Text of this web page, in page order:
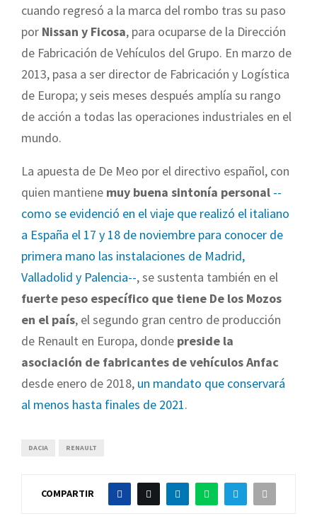
cuando regresó a la marca del rombo tras su paso
por Nissan y Ficosa, para ocuparse de la Dirección
de Fabricación de Vehículos del Grupo. En marzo de
2013, pasa a ser director de Fabricación y Logística
de Europa; y seis meses después amplía su rango
de acción a todas las operaciones industriales en el
mundo.
La apuesta de De Meo por el directivo español, con
quien mantiene muy buena sintonía personal --
como se evidenció en el viaje que realizó el italiano
a España el 17 y 18 de noviembre para conocer de
primera mano las instalaciones de Madrid,
Valladolid y Palencia--, se sustenta también en el
fuerte peso específico que tiene De los Mozos
en el país, el segundo gran centro de producción
de Renault en Europa, donde preside la
asociación de fabricantes de vehículos Anfac
desde enero de 2018, un mandato que conservará
al menos hasta finales de 2021.
DACIA RENAULT
COMPARTIR